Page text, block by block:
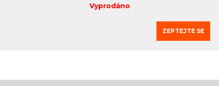
Vyprodáno
ZEPTEJTE SE